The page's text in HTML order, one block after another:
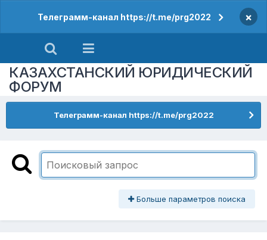
Телеграмм-канал https://t.me/prg2022 ×
КАЗАХСТАНСКИЙ ЮРИДИЧЕСКИЙ
ФОРУМ
Телеграмм-канал https://t.me/prg2022
Больше параметров поиска